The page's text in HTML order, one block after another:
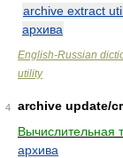
archive extract
архива
English-Russian
utility
4
archive update/
Вычислительная
архива